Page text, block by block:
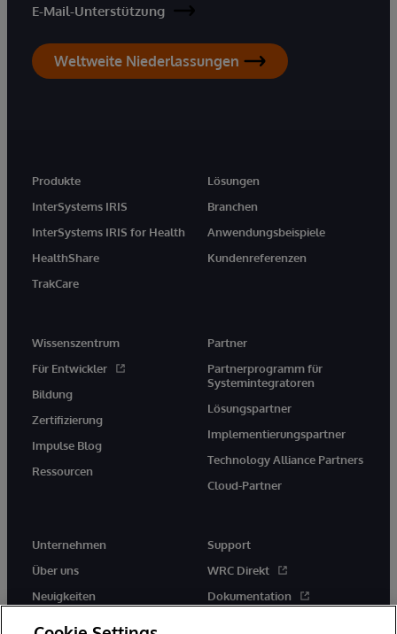
E-Mail-Unterstützung
Weltweite Niederlassungen
Produkte
InterSystems IRIS
InterSystems IRIS for Health
HealthShare
TrakCare
Lösungen
Branchen
Anwendungsbeispiele
Kundenreferenzen
Wissenszentrum
Für Entwickler
Bildung
Zertifizierung
Impulse Blog
Ressourcen
Partner
Partnerprogramm für
Systemintegratoren
Lösungspartner
Implementierungspartner
Technology Alliance Partners
Cloud-Partner
Unternehmen
Über uns
Neuigkeiten
Support
WRC Direkt
Dokumentation